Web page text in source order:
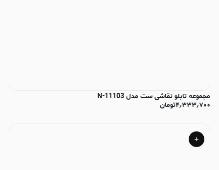
مجموعه تابلو نقاشی ست مدل N-11103
۴٫۳۳۳٫۷۰۰تومان